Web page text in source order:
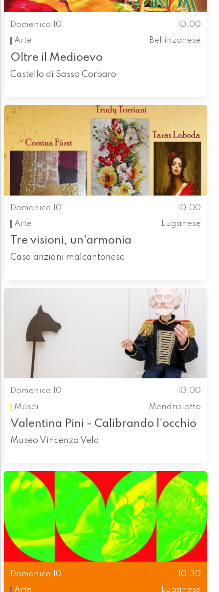
Domenica 10
10.00
Arte
Bellinzonese
Oltre il Medioevo
Castello di Sasso Corbaro
Domenica 10
10.00
Arte
Luganese
Tre visioni, un'armonia
Casa anziani malcantonese
Domenica 10
10.00
Musei
Mendrisiotto
Valentina Pini - Calibrando l'occhio
Museo Vincenzo Vela
Domenica 10
10.30
Arte
Luganese